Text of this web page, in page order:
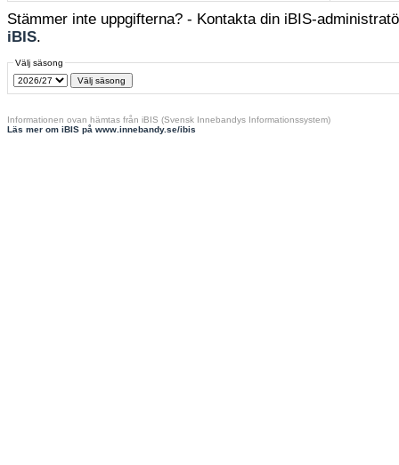
Stämmer inte uppgifterna? - Kontakta din iBIS-
iBIS.
Välj säsong
Informationen ovan hämtas från iBIS (Svensk Innebandys Informationssystem)
Läs mer om iBIS på www.innebandy.se/ibis